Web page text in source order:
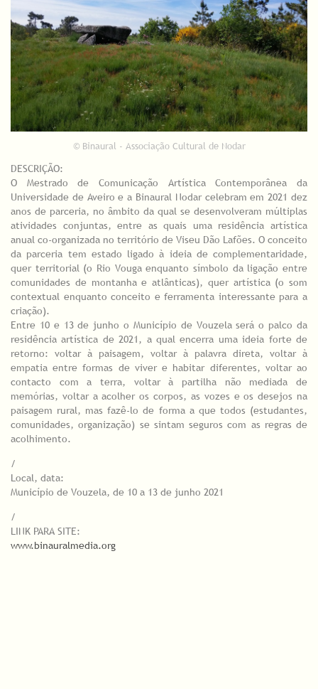
© Binaural - Associação Cultural de Nodar
DESCRIÇÃO:
O Mestrado de Comunicação Artística Contemporânea da
Universidade de Aveiro e a Binaural Nodar celebram em 2021 dez
anos de parceria, no âmbito da qual se desenvolveram múltiplas
atividades conjuntas, entre as quais uma residência artística
anual co-organizada no território de Viseu Dão Lafões. O conceito
da parceria tem estado ligado à ideia de complementaridade,
quer territorial (o Rio Vouga enquanto símbolo da ligação entre
comunidades de montanha e atlânticas), quer artística (o som
contextual enquanto conceito e ferramenta interessante para a
criação).
Entre 10 e 13 de junho o Município de Vouzela será o palco da
residência artística de 2021, a qual encerra uma ideia forte de
retorno: voltar à paisagem, voltar à palavra direta, voltar à
empatia entre formas de viver e habitar diferentes, voltar ao
contacto com a terra, voltar à partilha não mediada de
memórias, voltar a acolher os corpos, as vozes e os desejos na
paisagem rural, mas fazê-lo de forma a que todos (estudantes,
comunidades, organização) se sintam seguros com as regras de
acolhimento.
/
Local, data:
Município de Vouzela, de 10 a 13 de junho 2021
/
LINK PARA SITE:
www.binauralmedia.org